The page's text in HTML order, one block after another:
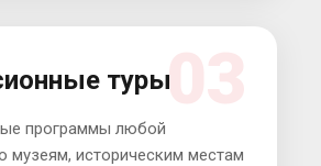
03
туры
программы любой
музеям, историческим местам